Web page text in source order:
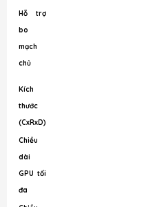
Hỗ trợ
bo
mạch
chủ
Kích
thước
(CxRxD)
Chiều
dài
GPU tối
đa